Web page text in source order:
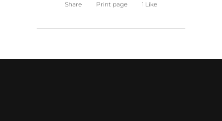
Share Print page 1 Like